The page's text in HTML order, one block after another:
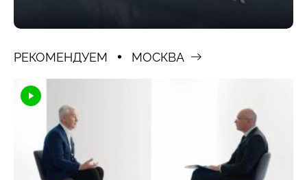
РЕКОМЕНДУЕМ МОСКВА